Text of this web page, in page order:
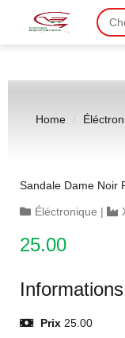
Home
Sandale Dame Noir
Éléctronique |
25.00
Prix 25.00